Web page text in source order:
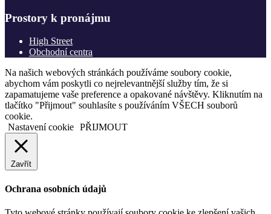
Prostory k pronájmu
High Street
Obchodní centra
Na našich webových stránkách používáme soubory cookie,
abychom vám poskytli co nejrelevantnější služby tím, že si
zapamatujeme vaše preference a opakované návštěvy. Kliknutím na
tlačítko "Přijmout" souhlasíte s používáním VŠECH souborů
cookie.
Nastavení cookie PŘIJMOUT
Zavřít
Ochrana osobních údajů